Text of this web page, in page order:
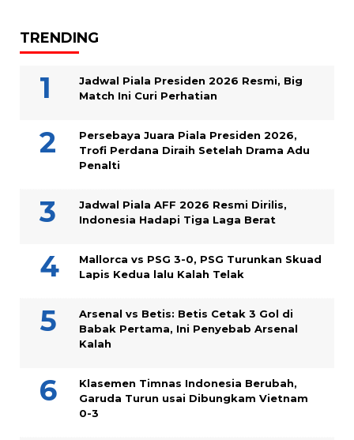
TRENDING
Jadwal Piala Presiden 2026 Resmi, Big
Match Ini Curi Perhatian
Persebaya Juara Piala Presiden 2026,
Trofi Perdana Diraih Setelah Drama Adu
Penalti
Jadwal Piala AFF 2026 Resmi Dirilis,
Indonesia Hadapi Tiga Laga Berat
Mallorca vs PSG 3-0, PSG Turunkan Skuad
Lapis Kedua lalu Kalah Telak
Arsenal vs Betis: Betis Cetak 3 Gol di
Babak Pertama, Ini Penyebab Arsenal
Kalah
Klasemen Timnas Indonesia Berubah,
Garuda Turun usai Dibungkam Vietnam
0-3